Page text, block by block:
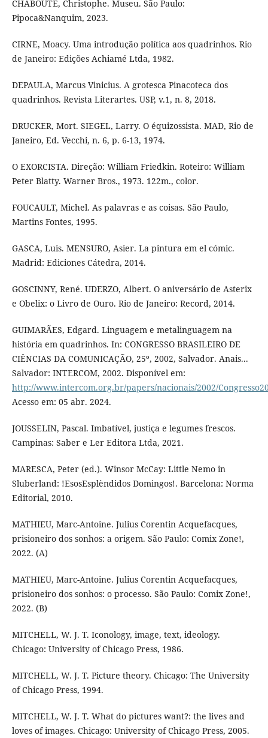
CHABOUTÉ, Christophe. Museu. São Paulo:
Pipoca&Nanquim, 2023.
CIRNE, Moacy. Uma introdução política aos quadrinhos. Rio
de Janeiro: Edições Achiamé Ltda, 1982.
DEPAULA, Marcus Vinicius. A grotesca Pinacoteca dos
quadrinhos. Revista Literartes. USP, v.1, n. 8, 2018.
DRUCKER, Mort. SIEGEL, Larry. O équizossista. MAD, Rio de
Janeiro, Ed. Vecchi, n. 6, p. 6-13, 1974.
O EXORCISTA. Direção: William Friedkin. Roteiro: William
Peter Blatty. Warner Bros., 1973. 122m., color.
FOUCAULT, Michel. As palavras e as coisas. São Paulo,
Martins Fontes, 1995.
GASCA, Luis. MENSURO, Asier. La pintura em el cómic.
Madrid: Ediciones Cátedra, 2014.
GOSCINNY, René. UDERZO, Albert. O aniversário de Asterix
e Obelix: o Livro de Ouro. Rio de Janeiro: Record, 2014.
GUIMARÃES, Edgard. Linguagem e metalinguagem na
história em quadrinhos. In: CONGRESSO BRASILEIRO DE
CIÊNCIAS DA COMUNICAÇÃO, 25º, 2002, Salvador. Anais...
Salvador: INTERCOM, 2002. Disponível em:
http://www.intercom.org.br/papers/nacionais/2002/
Acesso em: 05 abr. 2024.
JOUSSELIN, Pascal. Imbatível, justiça e legumes frescos.
Campinas: Saber e Ler Editora Ltda, 2021.
MARESCA, Peter (ed.). Winsor McCay: Little Nemo in
Sluberland: !EsosEsplèndidos Domingos!. Barcelona: Norma
Editorial, 2010.
MATHIEU, Marc-Antoine. Julius Corentin Acquefacques,
prisioneiro dos sonhos: a origem. São Paulo: Comix Zone!,
2022. (A)
MATHIEU, Marc-Antoine. Julius Corentin Acquefacques,
prisioneiro dos sonhos: o processo. São Paulo: Comix Zone!,
2022. (B)
MITCHELL, W. J. T. Iconology, image, text, ideology.
Chicago: University of Chicago Press, 1986.
MITCHELL, W. J. T. Picture theory. Chicago: The University
of Chicago Press, 1994.
MITCHELL, W. J. T. What do pictures want?: the lives and
loves of images. Chicago: University of Chicago Press, 2005.